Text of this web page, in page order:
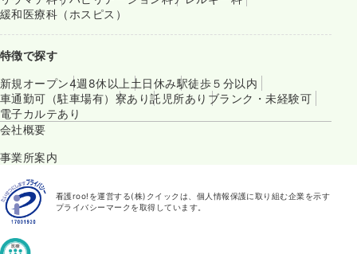
緩和医療科（ホスピス）
特徴で探す
新規オープン4週8休以上 土日休み駅徒歩５分以内
車通勤可（駐車場有） 寮あり託児所あり ブランク・未経験可
電子カルテあり
会社概要
事業所案内
看護roo!を運営する(株)クイックは、個人情報保護に取り組む企業を示す
プライバシーマークを取得しています。